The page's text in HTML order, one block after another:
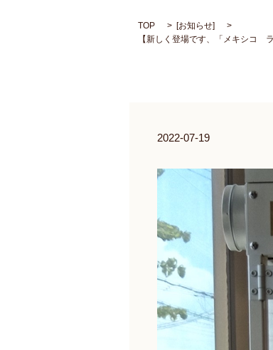
TOP [お知らせ]
【新しく登場です、「メキシコ
2022-07-19